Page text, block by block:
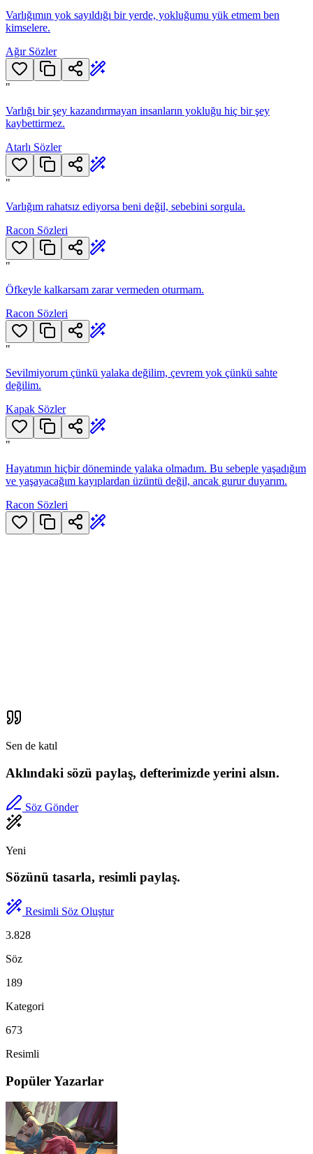
Varlığımın yok sayıldığı bir yerde, yokluğumu yük etmem ben
kimselere.
Ağır Sözler
"
Varlığı bir şey kazandırmayan insanların yokluğu hiç bir şey
kaybettirmez.
Atarlı Sözler
"
Varlığım rahatsız ediyorsa beni değil, sebebini sorgula.
Racon Sözleri
"
Öfkeyle kalkarsam zarar vermeden oturmam.
Racon Sözleri
"
Sevilmiyorum çünkü yalaka değilim, çevrem yok çünkü sahte
değilim.
Kapak Sözler
"
Hayatımın hiçbir döneminde yalaka olmadım. Bu sebeple yaşadığım
ve yaşayacağım kayıplardan üzüntü değil, ancak gurur duyarım.
Racon Sözleri
Sen de katıl
Aklındaki sözü paylaş, defterimizde yerini alsın.
Söz Gönder
Yeni
Sözünü tasarla, resimli paylaş.
Resimli Söz Oluştur
3.828
Söz
189
Kategori
673
Resimli
Popüler Yazarlar